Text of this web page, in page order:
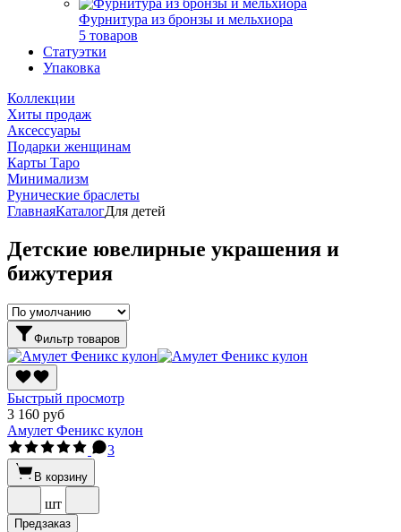
Фурнитура из бронзы и мельхиора
5 товаров
Статуэтки
Упаковка
Коллекции
Хиты продаж
Аксессуары
Подарки женщинам
Карты Таро
Минимализм
Рунические браслеты
ГлавнаяКаталогДля детей
Детские ювелирные украшения и
бижутерия
Фильтр товаров
Быстрый просмотр
3 160 руб
Амулет Феникс кулон
3
В корзину
шт
Предзаказ